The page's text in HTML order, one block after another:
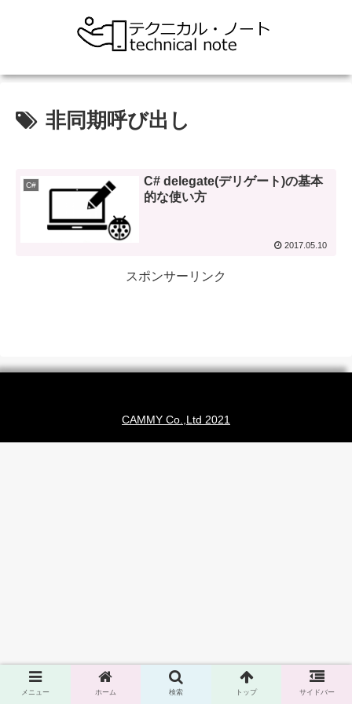
非同期呼び出し
C#
C# delegate(デリゲート)の基本
的な使い方
2017.05.10
スポンサーリンク
CAMMY Co.,Ltd 2021
メニュー ホーム 検索 トップ サイドバー